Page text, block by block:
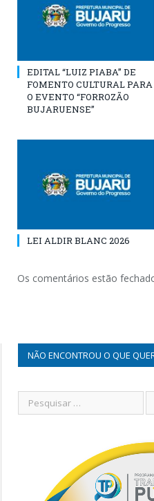
EDITAL “LUIZ PIABA” DE
FOMENTO CULTURAL PARA
O EVENTO “FORROZÃO
BUJARUENSE”
LEI ALDIR BLANC 2026
Os comentários estão
NÃO ENCONTROU O QUE